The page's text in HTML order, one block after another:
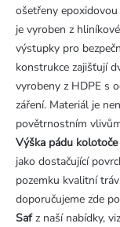
ošetřeny
je vyroben z
výstupky pro
konstrukce zajišťují
vyrobeny z HDPE s
záření. Materiál je
povětrnostním
Výška pádu
jako dostačující
pozemku kvalitní
doporučujeme zde
Safz naší nabídky,